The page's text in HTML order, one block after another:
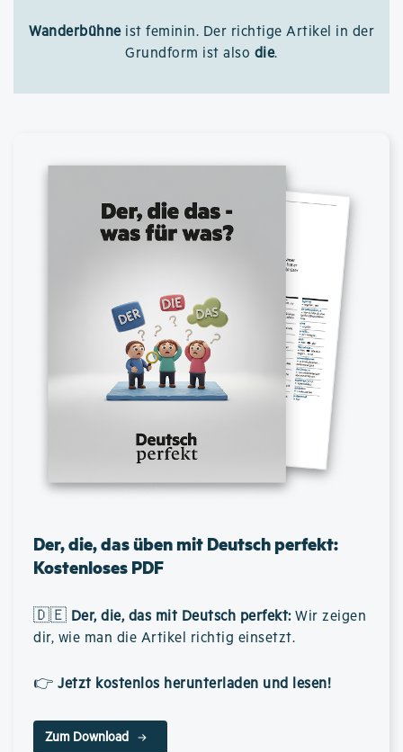
Wanderbühneist feminin. Der richtige Artikel in der
Grundform ist also die.
Der, die, das üben mit Deutsch perfekt:
Kostenloses PDF
🇩🇪 Der, die, das mit Deutsch perfekt: Wir zeigen
dir, wie man die Artikel richtig einsetzt.
👉 Jetzt kostenlos herunterladen und lesen!
Zum Download